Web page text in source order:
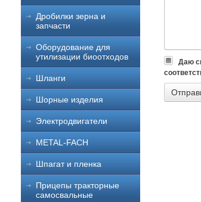
Дробилки зерна и
запчасти
Оборудование для
утилизации биоотходов
Шланги
Шорные изделия
Электродвигатели
METAL-FACH
Шпагат и пленка
Прицепы тракторные
самосвальные
Даю